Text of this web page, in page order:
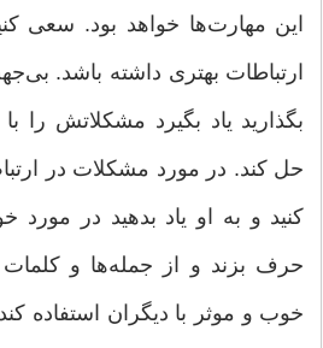
این مهارت‌ها خواهد بود. سعی
ارتباطات بهتری داشته باشد.
بگذارید یاد بگیرد مشکلاتش را
حل کند. در مورد مشکلات در
کنید و به او یاد بدهید در مورد
حرف بزند و از جمله‌ها و کلمات
خوب و موثر با دیگران استفاده